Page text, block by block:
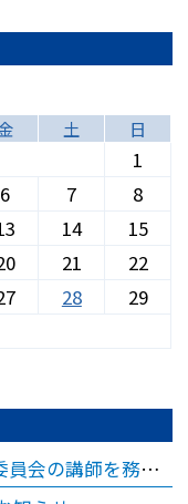
土 日
1
6 7
8
14
15
21
22
28
29
【大府市立大東小学校】学校保健委員会の講師を務めました